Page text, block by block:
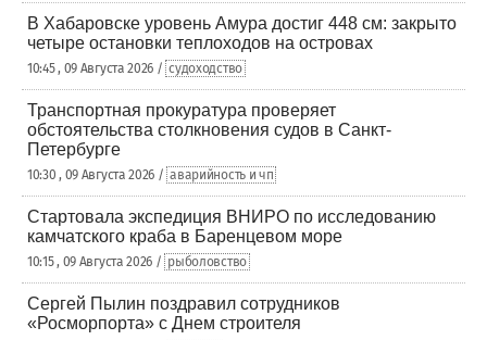
В Хабаровске уровень Амура достиг 448 см: закрыто
четыре остановки теплоходов на островах
10:45 , 09 Августа 2026 / судоходство
Транспортная прокуратура проверяет
обстоятельства столкновения судов в Санкт-
Петербурге
10:30 , 09 Августа 2026 / аварийность и чп
Стартовала экспедиция ВНИРО по исследованию
камчатского краба в Баренцевом море
10:15 , 09 Августа 2026 / рыболовство
Сергей Пылин поздравил сотрудников
«Росморпорта» с Днем строителя